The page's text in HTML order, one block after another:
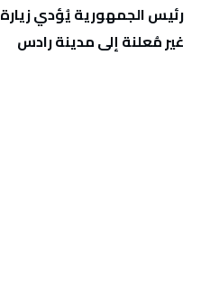
رئيس الجمهورية يُؤدي زيارة
غير مُعلنة إلى مدينة رادس